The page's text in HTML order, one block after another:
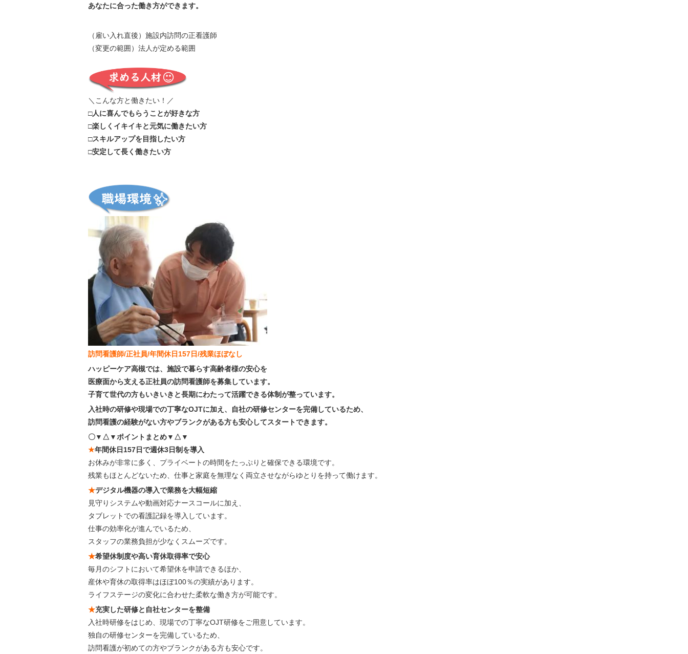
あなたに合った働き方ができます。
（雇い入れ直後）施設内訪問の正看護師
（変更の範囲）法人が定める範囲
＼こんな方と働きたい！／
□人に喜んでもらうことが好きな方
□楽しくイキイキと元気に働きたい方
□スキルアップを目指したい方
□安定して長く働きたい方
訪問看護師/正社員/年間休日157日/残業ほぼなし
ハッピーケア高槻では、施設で暮らす高齢者様の安心を
医療面から支える正社員の訪問看護師を募集しています。
子育て世代の方もいきいきと長期にわたって活躍できる体制が整っています。
入社時の研修や現場での丁寧なOJTに加え、自社の研修センターを完備しているため、
訪問看護の経験がない方やブランクがある方も安心してスタートできます。
〇▼△▼ポイントまとめ▼△▼
★年間休日157日で週休3日制を導入
お休みが非常に多く、プライベートの時間をたっぷりと確保できる環境です。
残業もほとんどないため、仕事と家庭を無理なく両立させながらゆとりを持って働けます。
★デジタル機器の導入で業務を大幅短縮
見守りシステムや動画対応ナースコールに加え、
タブレットでの看護記録を導入しています。
仕事の効率化が進んでいるため、
スタッフの業務負担が少なくスムーズです。
★希望休制度や高い育休取得率で安心
毎月のシフトにおいて希望休を申請できるほか、
産休や育休の取得率はほぼ100％の実績があります。
ライフステージの変化に合わせた柔軟な働き方が可能です。
★充実した研修と自社センターを整備
入社時研修をはじめ、現場での丁寧なOJT研修をご用意しています。
独自の研修センターを完備しているため、
訪問看護が初めての方やブランクがある方も安心です。